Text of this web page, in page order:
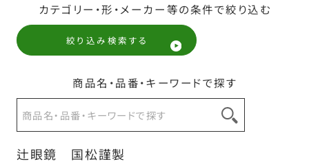
採用情報
カテゴリー・形・メーカー等の条件で絞り込む
絞り込み検索する
商品名・品番・キーワードで探す
辻眼鏡 国松謹製